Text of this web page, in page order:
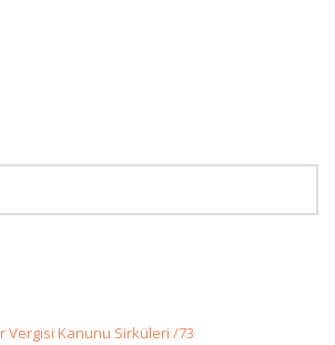
Vergisi Kanunu Sirküleri /73